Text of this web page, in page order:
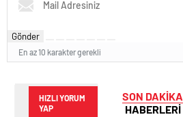
Gönder
En az 10 karakter gerekli
HIZLI YORUM
YAP
SON DAKİKA
HABERLERİ